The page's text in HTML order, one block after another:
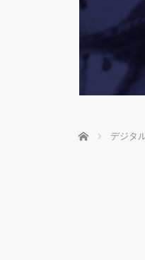
ホーム デジタ